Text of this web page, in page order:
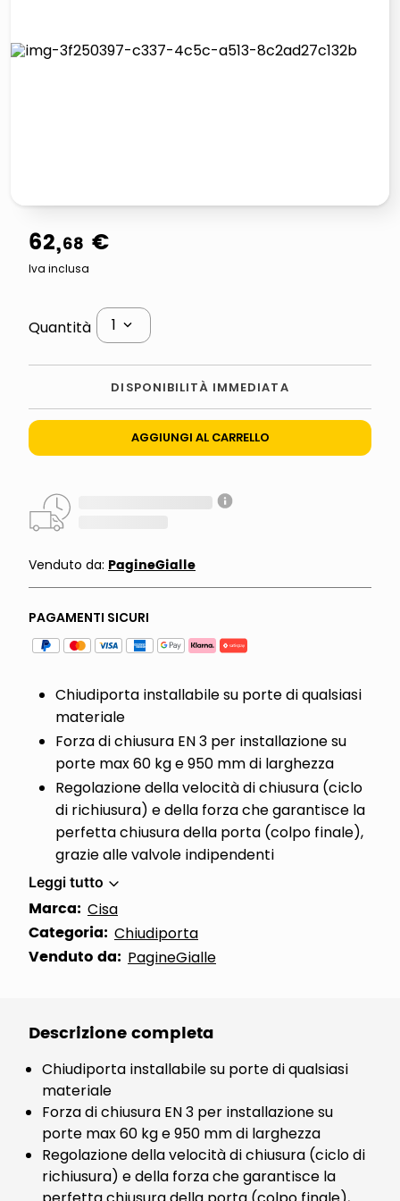
62,68 €
Iva inclusa
Quantità 1
DISPONIBILITÀ IMMEDIATA
AGGIUNGI AL CARRELLO
Venduto da: PagineGialle
PAGAMENTI SICURI
Chiudiporta installabile su porte di qualsiasi
materiale
Forza di chiusura EN 3 per installazione su
porte max 60 kg e 950 mm di larghezza
Regolazione della velocità di chiusura (ciclo
di richiusura) e della forza che garantisce la
perfetta chiusura della porta (colpo finale),
grazie alle valvole indipendenti
Leggi tutto
Marca: Cisa
Categoria: Chiudiporta
Venduto da: PagineGialle
Descrizione completa
Chiudiporta installabile su porte di qualsiasi
materiale
Forza di chiusura EN 3 per installazione su
porte max 60 kg e 950 mm di larghezza
Regolazione della velocità di chiusura (ciclo di
richiusura) e della forza che garantisce la